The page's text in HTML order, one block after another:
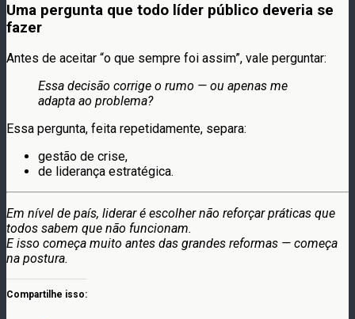
Uma pergunta que todo líder público deveria se
fazer
Antes de aceitar “o que sempre foi assim”, vale perguntar:
Essa decisão corrige o rumo — ou apenas me
adapta ao problema?
Essa pergunta, feita repetidamente, separa:
gestão de crise,
de liderança estratégica.
Em nível de país, liderar é escolher não reforçar práticas que
todos sabem que não funcionam.
E isso começa muito antes das grandes reformas — começa
na postura.
Compartilhe isso: